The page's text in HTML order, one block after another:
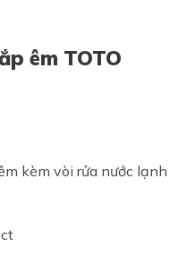
êm TOTO
kèm vòi rửa nước lạnh